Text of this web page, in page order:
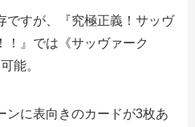
ですが、『究極正義！サッヴ
！』では《サッヴァーク
能。
ンに表向きのカードが3枚あ